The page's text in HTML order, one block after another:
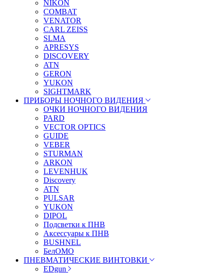
NIKON
COMBAT
VENATOR
CARL ZEISS
SLMA
APRESYS
DISCOVERY
ATN
GERON
YUKON
SIGHTMARK
ПРИБОРЫ НОЧНОГО ВИДЕНИЯ
ОЧКИ НОЧНОГО ВИДЕНИЯ
PARD
VECTOR OPTICS
GUIDE
VEBER
STURMAN
ARKON
LEVENHUK
Discovery
ATN
PULSAR
YUKON
DIPOL
Подсветки к ПНВ
Аксессуары к ПНВ
BUSHNEL
БелОМО
ПНЕВМАТИЧЕСКИЕ ВИНТОВКИ
EDgun